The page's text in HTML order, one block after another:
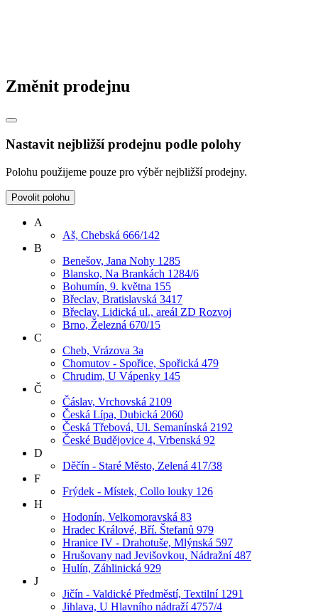
Změnit prodejnu
Nastavit nejbližší prodejnu podle polohy
Polohu použijeme pouze pro výběr nejbližší prodejny.
Povolit polohu
A
Aš, Chebská 666/142
B
Benešov, Jana Nohy 1285
Blansko, Na Brankách 1284/6
Bohumín, 9. května 155
Břeclav, Bratislavská 3417
Břeclav, Lidická ul., areál ZD Rozvoj
Brno, Železná 670/15
C
Cheb, Vrázova 3a
Chomutov - Spořice, Spořická 479
Chrudim, U Vápenky 145
Č
Čáslav, Vrchovská 2109
Česká Lípa, Dubická 2060
Česká Třebová, Ul. Semanínská 2192
České Budějovice 4, Vrbenská 92
D
Děčín - Staré Město, Zelená 417/38
F
Frýdek - Místek, Collo louky 126
H
Hodonín, Velkomoravská 83
Hradec Králové, Bří. Štefanů 979
Hranice IV - Drahotuše, Mlýnská 597
Hrušovany nad Jevišovkou, Nádražní 487
Hulín, Záhlinická 929
J
Jičín - Valdické Předměstí, Textilní 1291
Jihlava, U Hlavního nádraží 4757/4